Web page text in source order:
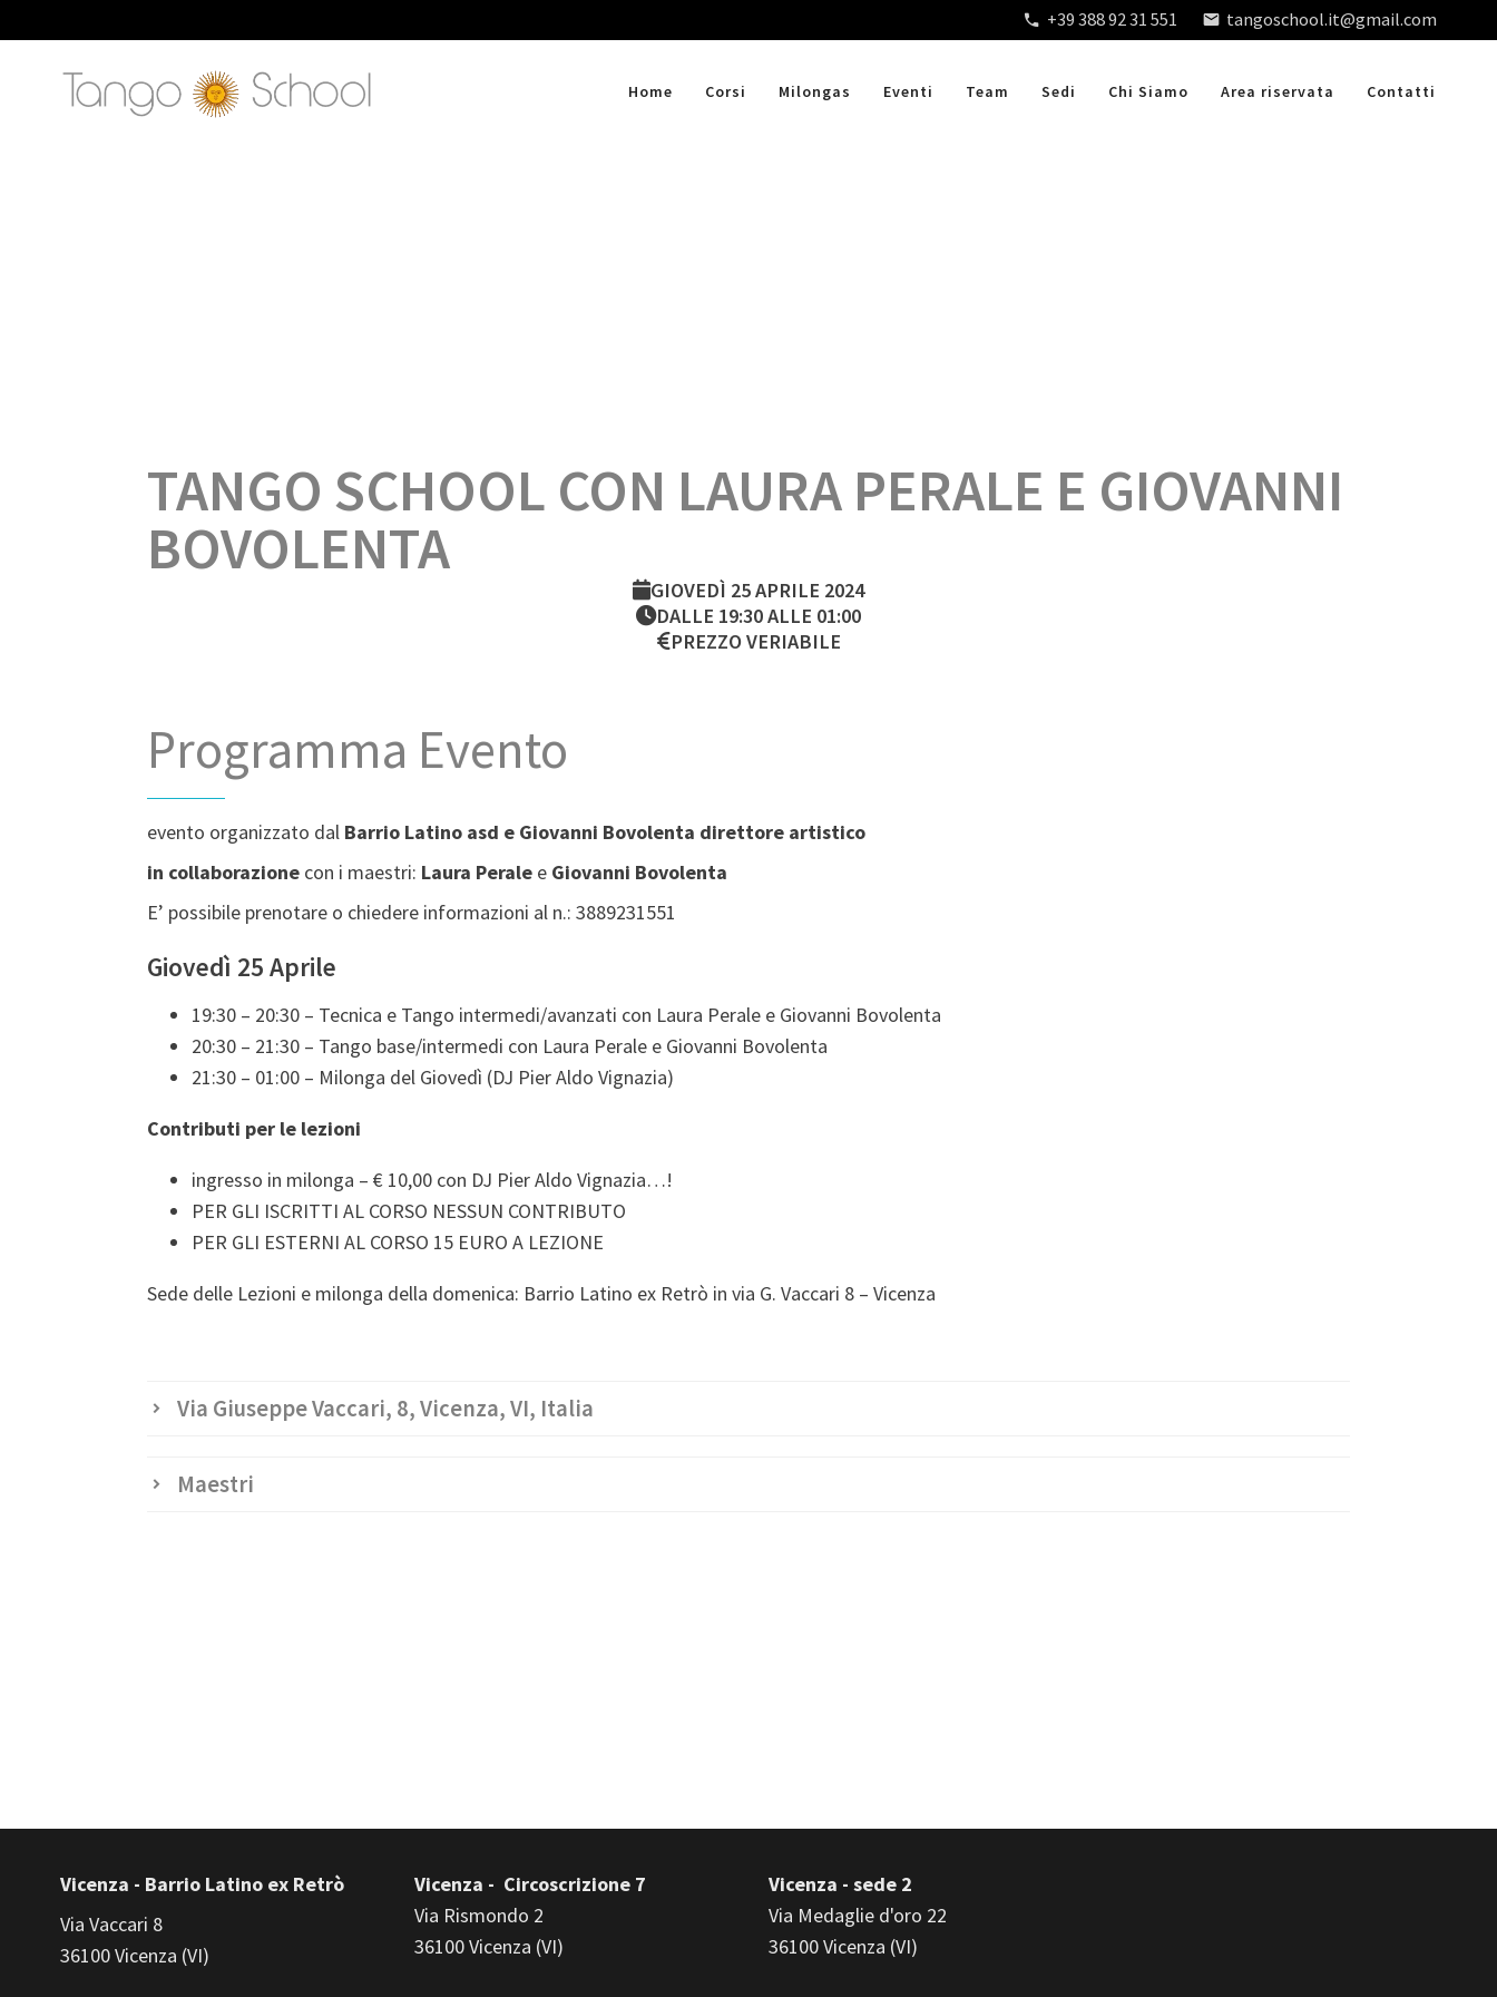
+39 388 92 31 551 tangoschool.it@gmail.com
Home Corsi Milongas Eventi Team Sedi Chi Siamo Area riservata Contatti
TANGO SCHOOL CON LAURA PERALE E GIOVANNI
BOVOLENTA
GIOVEDÌ 25 APRILE 2024
DALLE 19:30 ALLE 01:00
PREZZO VERIABILE
Programma Evento
evento organizzato dal Barrio Latino asd e Giovanni Bovolenta direttore artistico
in collaborazione con i maestri: Laura Perale e Giovanni Bovolenta
E’ possibile prenotare o chiedere informazioni al n.: 3889231551
Giovedì 25 Aprile
19:30 – 20:30 – Tecnica e Tango intermedi/avanzati con Laura Perale e Giovanni Bovolenta
20:30 – 21:30 – Tango base/intermedi con Laura Perale e Giovanni Bovolenta
21:30 – 01:00 – Milonga del Giovedì (DJ Pier Aldo Vignazia)
Contributi per le lezioni
ingresso in milonga – € 10,00 con DJ Pier Aldo Vignazia…!
PER GLI ISCRITTI AL CORSO NESSUN CONTRIBUTO
PER GLI ESTERNI AL CORSO 15 EURO A LEZIONE
Sede delle Lezioni e milonga della domenica: Barrio Latino ex Retrò in via G. Vaccari 8 – Vicenza
Via Giuseppe Vaccari, 8, Vicenza, VI, Italia
Maestri
Vicenza - Barrio Latino ex Retrò
Via Vaccari 8
36100 Vicenza (VI)
Vicenza - Circoscrizione 7
Via Rismondo 2
36100 Vicenza (VI)
Vicenza - sede 2
Via Medaglie d'oro 22
36100 Vicenza (VI)